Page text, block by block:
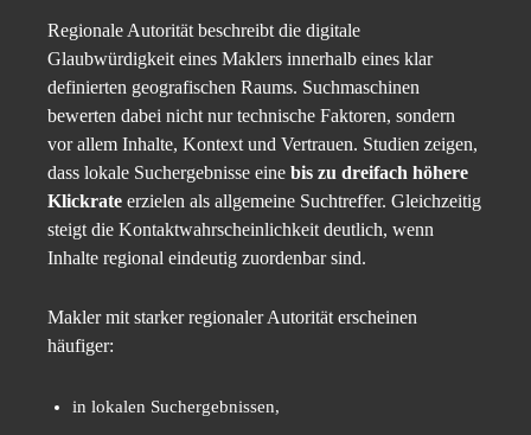
Regionale Autorität beschreibt die digitale
Glaubwürdigkeit eines Maklers innerhalb eines klar
definierten geografischen Raums. Suchmaschinen
bewerten dabei nicht nur technische Faktoren, sondern
vor allem Inhalte, Kontext und Vertrauen. Studien zeigen,
dass lokale Suchergebnisse eine bis zu dreifach höhere
Klickrate erzielen als allgemeine Suchtreffer. Gleichzeitig
steigt die Kontaktwahrscheinlichkeit deutlich, wenn
Inhalte regional eindeutig zuordenbar sind.
Makler mit starker regionaler Autorität erscheinen
häufiger:
in lokalen Suchergebnissen,